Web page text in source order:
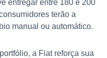
entregar entre 180 e 200
terão a
manual ou automático.
a Fiat reforça sua